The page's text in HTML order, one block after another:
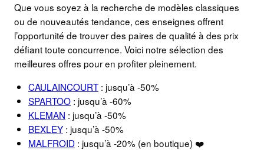
Que vous soyez à la recherche de modèles classiques
ou de nouveautés tendance, ces enseignes offrent
l’opportunité de trouver des paires de qualité à des prix
défiant toute concurrence. Voici notre sélection des
meilleures offres pour en profiter pleinement.
CAULAINCOURT : jusqu’à -50%
SPARTOO : jusqu’à -60%
KLEMAN : jusqu’à -50%
BEXLEY : jusqu’à -50%
MALFROID : jusqu’à -20% (en boutique) ❤️